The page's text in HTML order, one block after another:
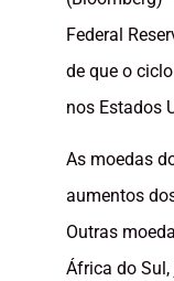
Federal
de que o
nos Estados
As moedas
aumentos
Outras
África do